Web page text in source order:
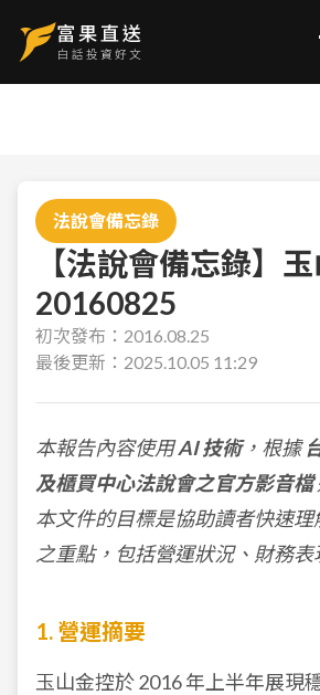
法說會備忘錄
【法說會備忘錄】
20160825
初次發布： 2016.08.25
最後更新： 2025.10.05 11:29
本報告內容使用AI 技術，根據
及櫃買中心法說會之官方影音檔
本文件的目標是協助讀者快速
之重點，包括營運狀況、財務表
1. 營運摘要
玉山金控於 2016 年上半年展現